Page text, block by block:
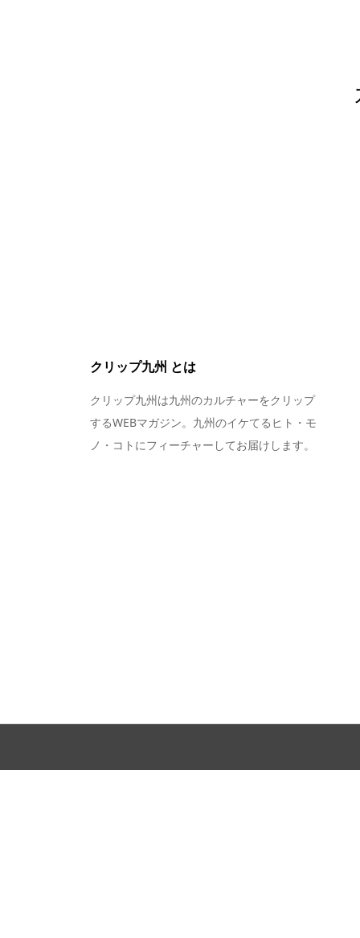
クリップ九州 とは
クリップ九州は九州のカルチャーをクリップ
するWEBマガジン。九州のイケてるヒト・モ
ノ・コトにフィーチャーしてお届けします。